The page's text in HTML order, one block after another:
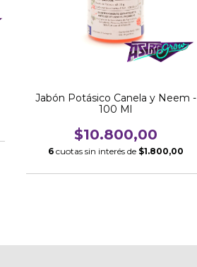
Jabón Potásico Canela y Neem -
100 Ml
$10.800,00
6 cuotas sin interés de $1.800,00